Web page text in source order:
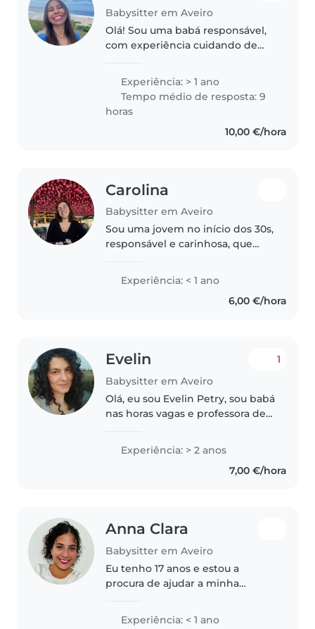
Babysitter em Aveiro
Olá! Sou uma babá responsável,
com experiência cuidando de
português e possuo habilitação
para dirigir. Adoro ler histórias,..
Experiência: > 1 ano
Tempo médio de resposta: 9
horas
10,00 €/hora
Carolina
Babysitter em Aveiro
Sou uma jovem no início dos 30s,
responsável e carinhosa, que
Tenho experiência com crianças
em idade de pré-escolar e estou
certificada em primeiros..
Experiência: < 1 ano
6,00 €/hora
Evelin
Babysitter em Aveiro
1
Olá, eu sou Evelin Petry, sou babá
nas horas vagas e professora de
creche até 2o ciclo. Tenho
bastante experiência com
miúdos e facilidade de criar..
Experiência: > 2 anos
7,00 €/hora
Anna Clara
Babysitter em Aveiro
Eu tenho 17 anos e estou a
procura de ajudar a minha
também juntar dinheiro para ir a
Experiência: < 1 ano